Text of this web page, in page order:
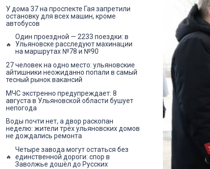
У дома 37 на проспекте Гая запретили
остановку для всех машин, кроме
автобусов
Один проездной — 2233 поездки: в
Ульяновске расследуют махинации
на маршрутах №78 и №90
27 человек на одно место: ульяновские
айтишники неожиданно попали в самый
тесный рынок вакансий
МЧС экстренно предупреждает: 8
августа в Ульяновской области бушует
непогода
Воды почти нет, а двор раскопан
неделю: жители трёх ульяновских домов
не дождались ремонта
Четыре завода могут остаться без
единственной дороги: спор в
Заволжье дошёл до Русских